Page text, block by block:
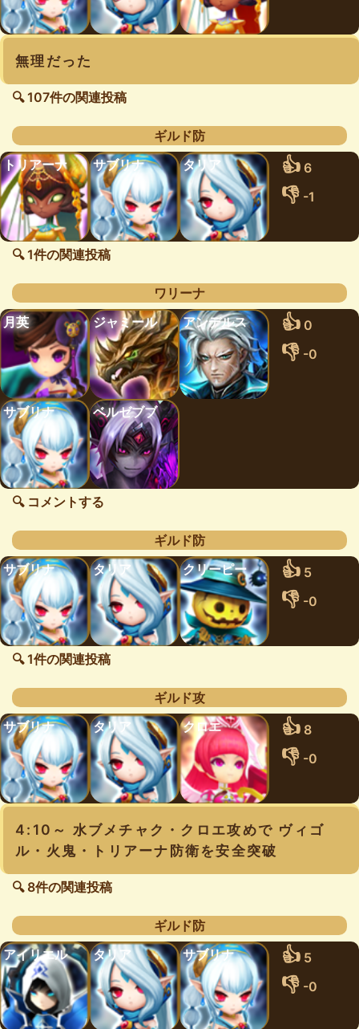
無理だった
🔍 107件の関連投稿
ギルド防
トリアーナ
サブリナ タリア 👍 6
👎 -1
🔍 1件の関連投稿
ワリーナ
月英
ジャミール アンデルス 👍 0
👎 -0
サブリナ ベルゼブブ
🔍 コメントする
ギルド防
サブリナ
タリア クリーピー 👍 5
👎 -0
🔍 1件の関連投稿
ギルド攻
サブリナ
タリア クロエ 👍 8
👎 -0
4:10～ 水ブメチャク・クロエ攻めで ヴィゴ
ル・火鬼・トリアーナ防衛を安全突破
🔍 8件の関連投稿
ギルド防
アイリエル
タリア サブリナ 👍 5
👎 -0